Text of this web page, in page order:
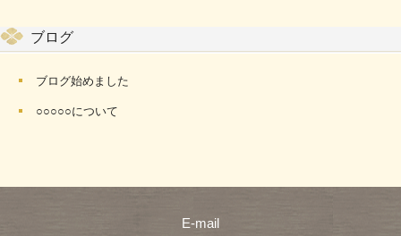
ブログ
ブログ始めました
○○○○○について
E-mail